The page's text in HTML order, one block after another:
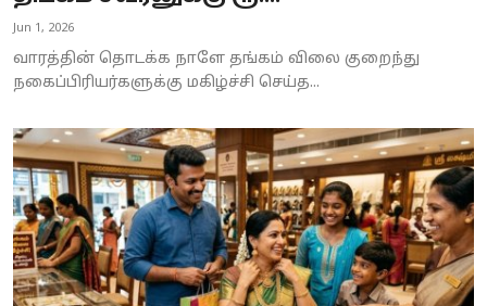
Spirituality
Weather
Politics
Jun 1, 2026
வாரத்தின் தொடக்க நாளே தங்கம் விலை குறைந்து
நகைப்பிரியர்களுக்கு மகிழ்ச்சி செய்த...